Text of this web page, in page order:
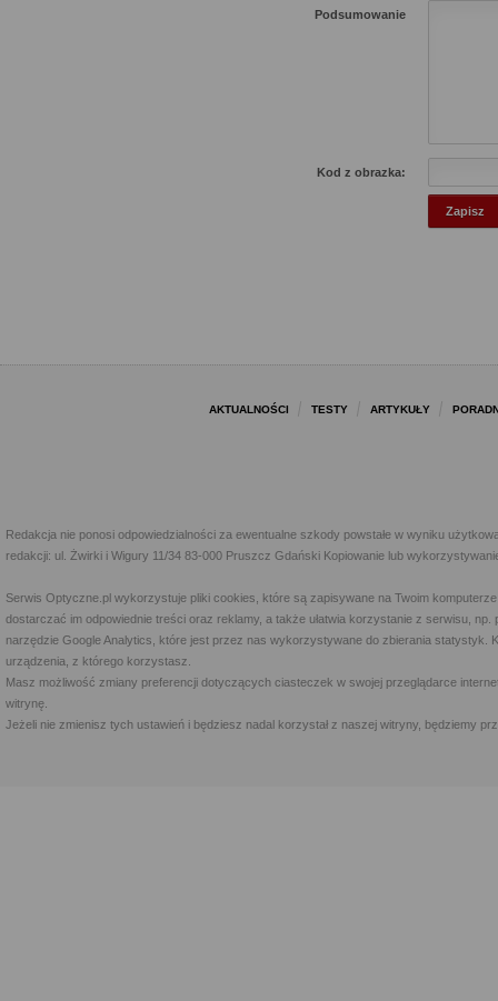
Podsumowanie
Kod z obrazka:
AKTUALNOŚCI TESTY ARTYKUŁY
Redakcja nie ponosi odpowiedzialności za ewentualne szkody powstałe w wyniku
redakcji: ul. Żwirki i Wigury 11/34 83-000 Pruszcz Gdański Kopiowanie lub
Serwis Optyczne.pl wykorzystuje pliki cookies, które są zapisywane na Twoim
dostarczać im odpowiednie treści oraz reklamy, a także ułatwia korzystanie z serwisu,
narzędzie Google Analytics, które jest przez nas wykorzystywane do zbierania statystyk.
urządzenia, z którego korzystasz.
Masz możliwość zmiany preferencji dotyczących ciasteczek w swojej przeglądarce
witrynę.
Jeżeli nie zmienisz tych ustawień i będziesz nadal korzystał z naszej witryny, będziemy